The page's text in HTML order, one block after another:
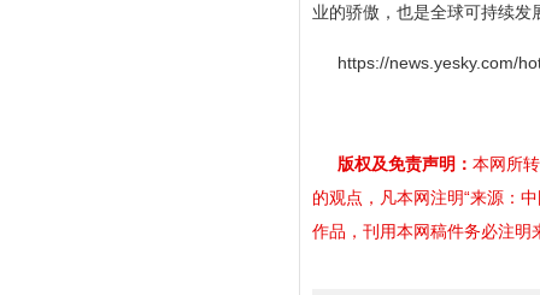
业的骄傲，也是全球可持续
https://news.yesky.com/
版权及免责声明： 本网所
的观点，凡本网注明“来源：
作品，刊用本网稿件务必注